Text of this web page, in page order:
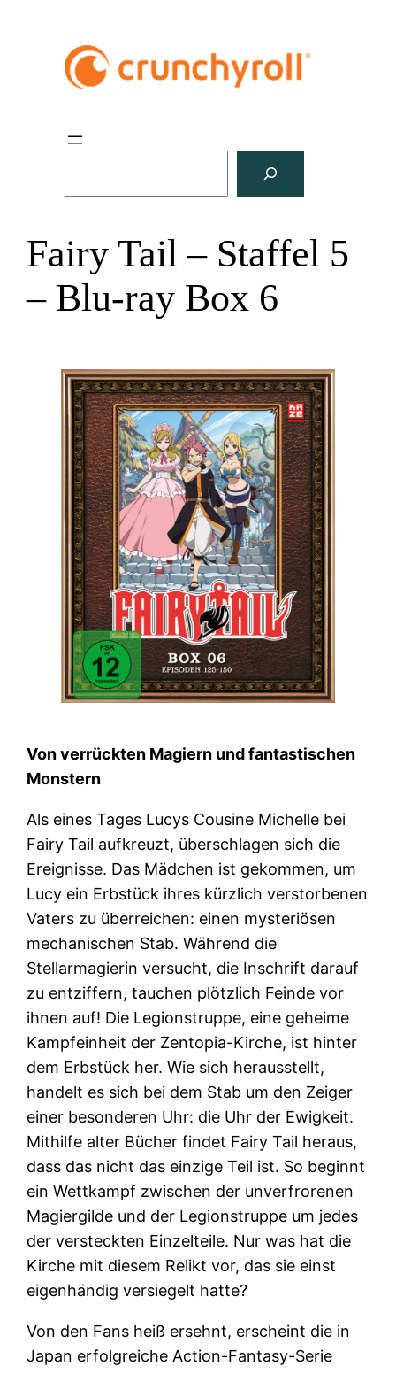
e
n
Fairy Tail – Staffel 5
– Blu-ray Box 6
Von verrückten Magiern und fantastischen
Monstern
Als eines Tages Lucys Cousine Michelle bei
Fairy Tail aufkreuzt, überschlagen sich die
Ereignisse. Das Mädchen ist gekommen, um
Lucy ein Erbstück ihres kürzlich verstorbenen
Vaters zu überreichen: einen mysteriösen
mechanischen Stab. Während die
Stellarmagierin versucht, die Inschrift darauf
zu entziffern, tauchen plötzlich Feinde vor
ihnen auf! Die Legionstruppe, eine geheime
Kampfeinheit der Zentopia-Kirche, ist hinter
dem Erbstück her. Wie sich herausstellt,
handelt es sich bei dem Stab um den Zeiger
einer besonderen Uhr: die Uhr der Ewigkeit.
Mithilfe alter Bücher findet Fairy Tail heraus,
dass das nicht das einzige Teil ist. So beginnt
ein Wettkampf zwischen der unverfrorenen
Magiergilde und der Legionstruppe um jedes
der versteckten Einzelteile. Nur was hat die
Kirche mit diesem Relikt vor, das sie einst
eigenhändig versiegelt hatte?
Von den Fans heiß ersehnt, erscheint die in
Japan erfolgreiche Action-Fantasy-Serie